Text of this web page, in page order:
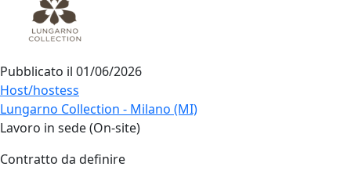
Pubblicato il 01/06/2026
Host/hostess
Lungarno Collection - Milano (MI)
Lavoro in sede (On-site)
Contratto da definire